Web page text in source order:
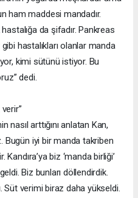
ham maddesi mandadır.
da şifadır. Pankreas
hastalıkları olanlar manda
kimi sütünü istiyor. Bu
dedi.
arttığını anlatan Kan,
Bugün iyi bir manda takriben
biz ‘manda birliği’
Biz bunları döllendirdik.
Süt verimi biraz daha yükseldi.